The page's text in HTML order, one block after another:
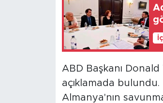
ABD Başkanı
açıklamada
Almanya'nın